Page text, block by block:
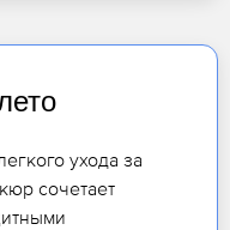
ухода за
сочетает